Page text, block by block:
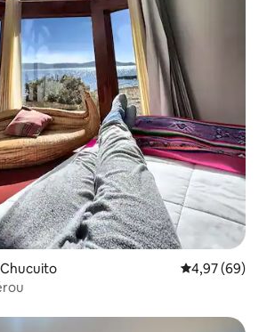
Évaluation
4,97 (69)